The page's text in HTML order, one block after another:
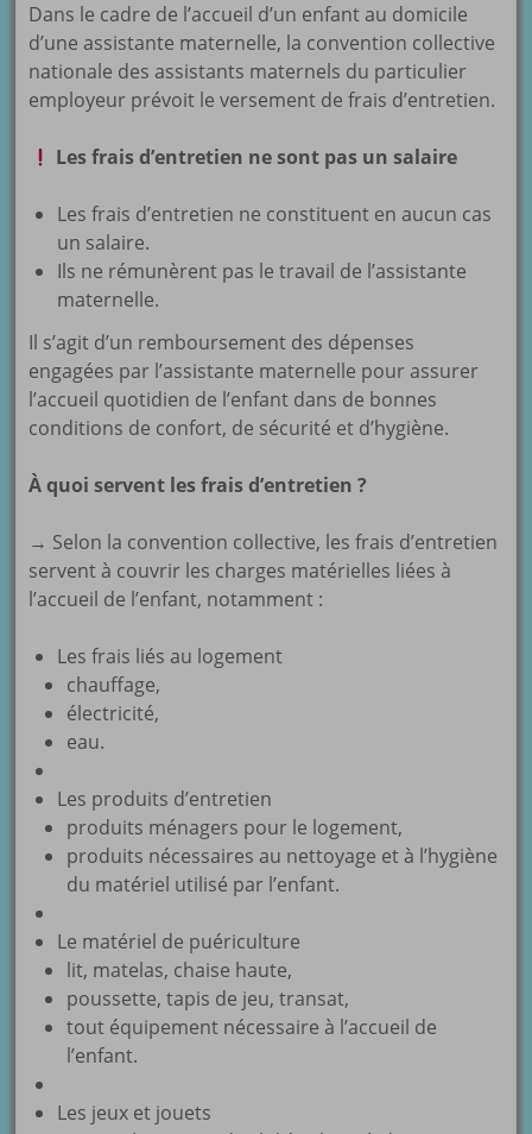
Dans le cadre de l’accueil d’un enfant au domicile
d’une assistante maternelle, la convention collective
nationale des assistants maternels du particulier
employeur prévoit le versement de frais d’entretien.
Les frais d’entretien ne sont pas un salaire
Les frais d’entretien ne constituent en aucun cas
un salaire.
Ils ne rémunèrent pas le travail de l’assistante
maternelle.
Il s’agit d’un remboursement des dépenses
engagées par l’assistante maternelle pour assurer
l’accueil quotidien de l’enfant dans de bonnes
conditions de confort, de sécurité et d’hygiène.
À quoi servent les frais d’entretien ?
→ Selon la convention collective, les frais d’entretien
servent à couvrir les charges matérielles liées à
l’accueil de l’enfant, notamment :
Les frais liés au logement
chauffage,
électricité,
eau.
Les produits d’entretien
produits ménagers pour le logement,
produits nécessaires au nettoyage et à l’hygiène
du matériel utilisé par l’enfant.
Le matériel de puériculture
lit, matelas, chaise haute,
poussette, tapis de jeu, transat,
tout équipement nécessaire à l’accueil de
l’enfant.
Les jeux et jouets